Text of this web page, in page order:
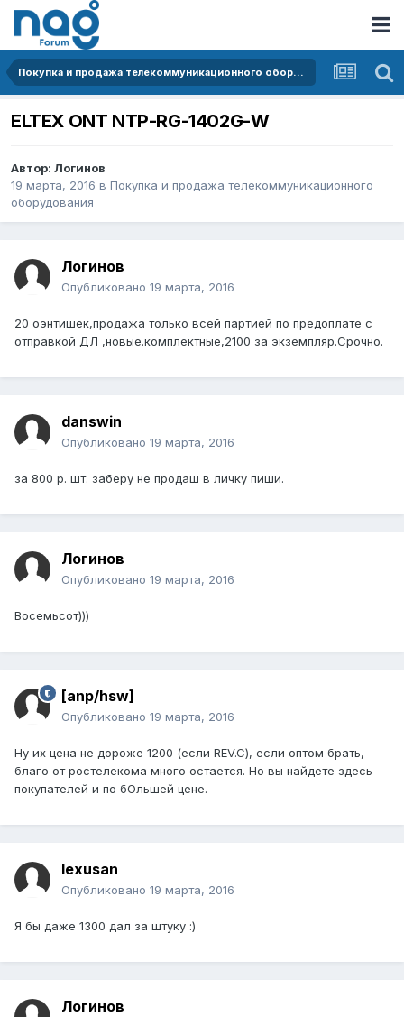
Покупка и продажа телекоммуникационного оборудования
ELTEX ONT NTP-RG-1402G-W
Автор: Логинов
19 марта, 2016 в Покупка и продажа телекоммуникационного
оборудования
Логинов
Опубликовано 19 марта, 2016
20 оэнтишек,продажа только всей партией по предоплате с
отправкой ДЛ ,новые.комплектные,2100 за экземпляр.Срочно.
danswin
Опубликовано 19 марта, 2016
за 800 р. шт. заберу не продаш в личку пиши.
Логинов
Опубликовано 19 марта, 2016
Восемьсот)))
[anp/hsw]
Опубликовано 19 марта, 2016
Ну их цена не дороже 1200 (если REV.C), если оптом брать,
благо от ростелекома много остается. Но вы найдете здесь
покупателей и по бОльшей цене.
lexusan
Опубликовано 19 марта, 2016
Я бы даже 1300 дал за штуку :)
Логинов